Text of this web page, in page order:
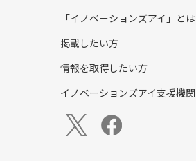
「イノベーションズアイ」とは
掲載したい方
情報を取得したい方
イノベーションズアイ支援機関